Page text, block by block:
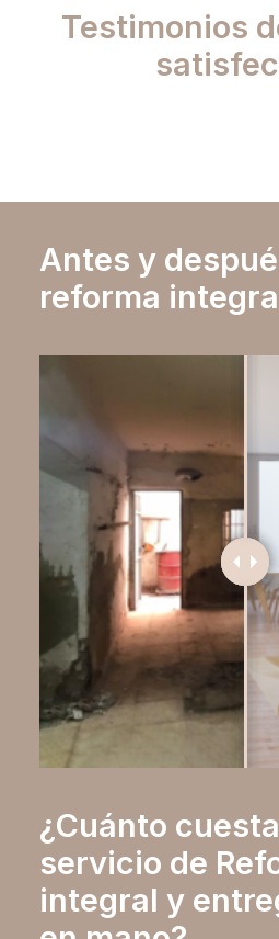
Testimonios
Antes y
reforma
¿Cuánto
servicio de
integral y